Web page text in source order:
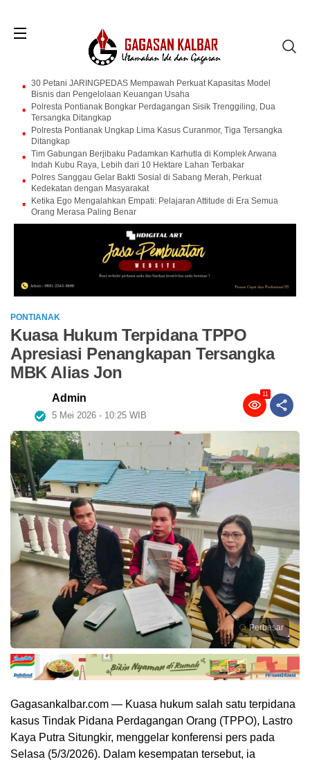
30 Petani JARINGPEDAS Mempawah Perkuat Kapasitas Model
Bisnis dan Pengelolaan Keuangan Usaha
Polresta Pontianak Bongkar Perdagangan Sisik Trenggiling, Dua
Tersangka Ditangkap
Polresta Pontianak Ungkap Lima Kasus Curanmor, Tiga Tersangka
Ditangkap
Tim Gabungan Berjibaku Padamkan Karhutla di Komplek Arwana
Indah Kubu Raya, Lebih dari 10 Hektare Lahan Terbakar
Polres Sanggau Gelar Bakti Sosial di Sabang Merah, Perkuat
Kedekatan dengan Masyarakat
Ketika Ego Mengalahkan Empati: Pelajaran Attitude di Era Semua
Orang Merasa Paling Benar
PONTIANAK
Kuasa Hukum Terpidana TPPO
Apresiasi Penangkapan Tersangka
MBK Alias Jon
Admin
5 Mei 2026 - 10:25 WIB
11
Perbesar
Gagasankalbar.com — Kuasa hukum salah satu terpidana
kasus Tindak Pidana Perdagangan Orang (TPPO), Lastro
Kaya Putra Situngkir, menggelar konferensi pers pada
Selasa (5/3/2026). Dalam kesempatan tersebut, ia